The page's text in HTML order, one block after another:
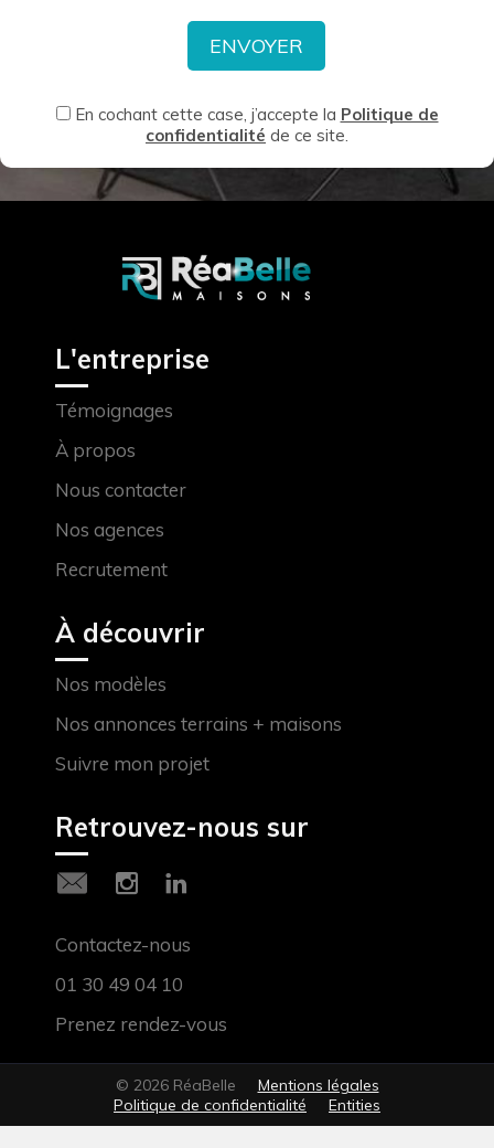
En cochant cette case, j’accepte la Politique de
confidentialité de ce site.
L'entreprise
Témoignages
À propos
Nous contacter
Nos agences
Recrutement
À découvrir
Nos modèles
Nos annonces terrains + maisons
Suivre mon projet
Retrouvez-nous sur
Contactez-nous
01 30 49 04 10
Prenez rendez-vous
© 2026 RéaBelle
Mentions légales
Politique de confidentialité
Entities